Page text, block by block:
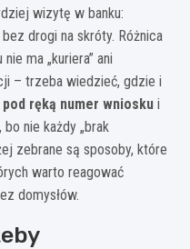
wizytę w banku:
drogi na skróty. Różnica
ma „kuriera” ani
– trzeba wiedzieć, gdzie i
ręką numer wniosku i
nie każdy „brak
zebrane są sposoby, które
warto reagować
domysłów.